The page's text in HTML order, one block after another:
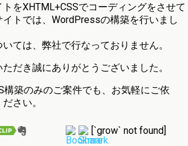
をXHTML+CSSでコーディングをさせて
トでは、WordPressの構築を行いまし
ては、弊社で行なっておりません。
だき誠にありがとうございました。
構築のみのご案件でも、お気軽にご依
さい。
[`grow` not found]